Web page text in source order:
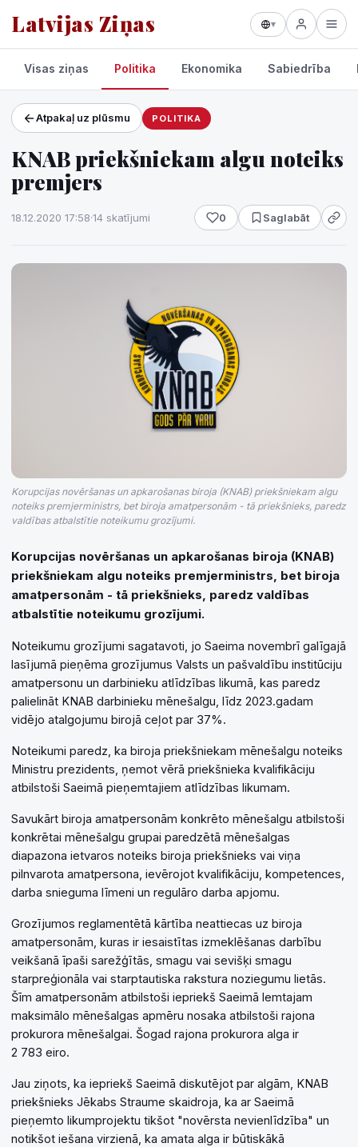
Latvijas Ziņas ▾
Projekti un pakalpojumi
Laikapstākļi
Visas ziņas Politika Ekonomika Sabiedrība
Atpakaļ uz plūsmu POLITIKA
KNAB priekšniekam algu noteiks
premjers
18.12.2020 17:58·14 skatījumi 0 Saglabāt
Korupcijas novēršanas un apkarošanas biroja (KNAB) priekšniekam algu
noteiks premjerministrs, bet biroja amatpersonām - tā priekšnieks, paredz
valdības atbalstītie noteikumu grozījumi.
Korupcijas novēršanas un apkarošanas biroja (KNAB)
priekšniekam algu noteiks premjerministrs, bet biroja
amatpersonām - tā priekšnieks, paredz valdības
atbalstītie noteikumu grozījumi.
Noteikumu grozījumi sagatavoti, jo Saeima novembrī galīgajā
lasījumā pieņēma grozījumus Valsts un pašvaldību institūciju
amatpersonu un darbinieku atlīdzības likumā, kas paredz
palielināt KNAB darbinieku mēnešalgu, līdz 2023.gadam
vidējo atalgojumu birojā ceļot par 37%.
Noteikumi paredz, ka biroja priekšniekam mēnešalgu noteiks
Ministru prezidents, ņemot vērā priekšnieka kvalifikāciju
atbilstoši Saeimā pieņemtajiem atlīdzības likumam.
Savukārt biroja amatpersonām konkrēto mēnešalgu atbilstoši
konkrētai mēnešalgu grupai paredzētā mēnešalgas
diapazona ietvaros noteiks biroja priekšnieks vai viņa
pilnvarota amatpersona, ievērojot kvalifikāciju, kompetences,
darba snieguma līmeni un regulāro darba apjomu.
Grozījumos reglamentētā kārtība neattiecas uz biroja
amatpersonām, kuras ir iesaistītas izmeklēšanas darbību
veikšanā īpaši sarežģītās, smagu vai sevišķi smagu
starpreģionāla vai starptautiska rakstura noziegumu lietās.
Šīm amatpersonām atbilstoši iepriekš Saeimā lemtajam
maksimālo mēnešalgas apmēru nosaka atbilstoši rajona
prokurora mēnešalgai. Šogad rajona prokurora alga ir
2 783 eiro.
Jau ziņots, ka iepriekš Saeimā diskutējot par algām, KNAB
priekšnieks Jēkabs Straume skaidroja, ka ar Saeimā
pieņemto likumprojektu tikšot "novērsta nevienlīdzība" un
notikšot iešana virzienā, ka amata alga ir būtiskākā